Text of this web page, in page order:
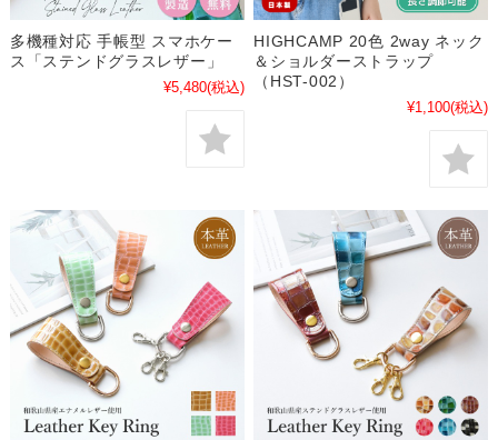
多機種対応 手帳型 スマホケー
ス「ステンドグラスレザー」
¥5,480(税込)
HIGHCAMP 20色 2way ネック
＆ショルダーストラップ
（HST-002）
¥1,100(税込)